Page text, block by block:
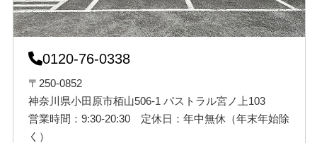
0120-76-0338
〒250-0852
神奈川県小田原市栢山506-1 パストラル宮ノ上103
営業時間：9:30-20:30 定休日：年中無休（年末年始除
く）